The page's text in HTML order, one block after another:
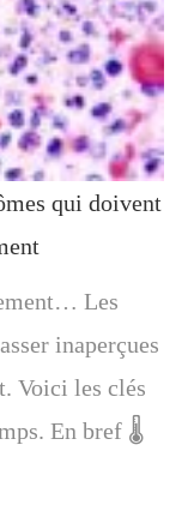
qui doivent
Les
inaperçues
Voici les clés
En bref 🌡️